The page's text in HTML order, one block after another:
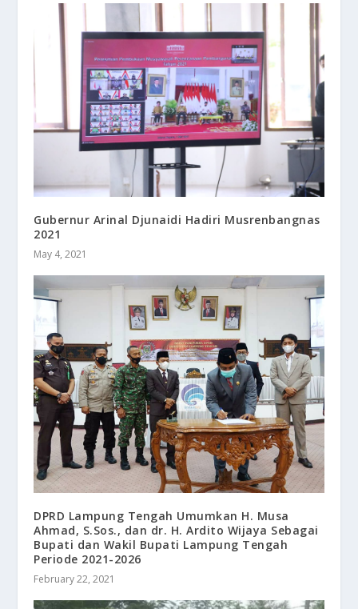
Gubernur Arinal Djunaidi Hadiri Musrenbangnas
2021
May 4, 2021
DPRD Lampung Tengah Umumkan H. Musa
Ahmad, S.Sos., dan dr. H. Ardito Wijaya Sebagai
Bupati dan Wakil Bupati Lampung Tengah
Periode 2021-2026
February 22, 2021